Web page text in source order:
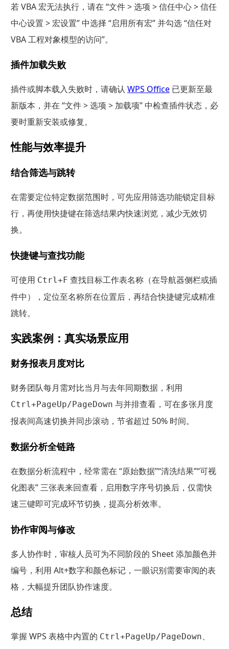
若 VBA 宏无法执行，请在 “文件 > 选项 > 信任中心 > 信任
中心设置 > 宏设置” 中选择 “启用所有宏” 并勾选 “信任对
VBA 工程对象模型的访问”。
插件加载失败
插件或脚本载入失败时，请确认 WPS Office已更新至最
新版本，并在 “文件 > 选项 > 加载项” 中检查插件状态，必
要时重新安装或修复。
性能与效率提升
结合筛选与跳转
在需要定位特定数据范围时，可先应用筛选功能锁定目标
行，再使用快捷键在筛选结果内快速浏览，减少无效切
换。
快捷键与查找功能
可使用 Ctrl+F 查找目标工作表名称（在导航器侧栏或插
件中），定位至名称所在位置后，再结合快捷键完成精准
跳转。
实践案例：真实场景应用
财务报表月度对比
财务团队每月需对比当月与去年同期数据，利用
Ctrl+PageUp/PageDown 与并排查看，可在多张月度
报表间高速切换并同步滚动，节省超过 50% 时间。
数据分析全链路
在数据分析流程中，经常需在 “原始数据”“清洗结果”“可视
化图表” 三张表来回查看，启用数字序号切换后，仅需快
速三键即可完成环节切换，提高分析效率。
协作审阅与修改
多人协作时，审核人员可为不同阶段的 Sheet 添加颜色并
编号，利用 Alt+数字和颜色标记，一眼识别需要审阅的表
格，大幅提升团队协作速度。
总结
掌握 WPS 表格中内置的 Ctrl+PageUp/PageDown、